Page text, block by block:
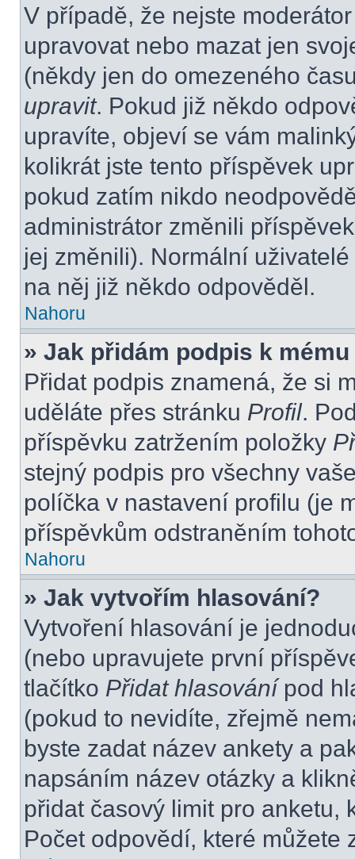
V případě, že nejste
upravovat nebo mazat jen
(někdy jen do omezeného
upravit. Pokud již někdo
upravíte, objeví se vám
kolikrát jste tento příspěvek
pokud zatím nikdo
administrátor změnili
jej změnili). Normální
na něj již někdo odpověděl.
Nahoru
» Jak přidám podpis k
Přidat podpis znamená, že si
uděláte přes stránku Profil.
příspěvku zatržením položky
stejný podpis pro všechny
políčka v nastavení profilu (je
příspěvkům odstraněním
Nahoru
» Jak vytvořím hlasování?
Vytvoření hlasování je
(nebo upravujete první
tlačítko Přidat hlasovánípod
(pokud to nevidíte, zřejmě
byste zadat název ankety a
napsáním název otázky a
přidat časový limit pro anketu,
Počet odpovědí, které můžete